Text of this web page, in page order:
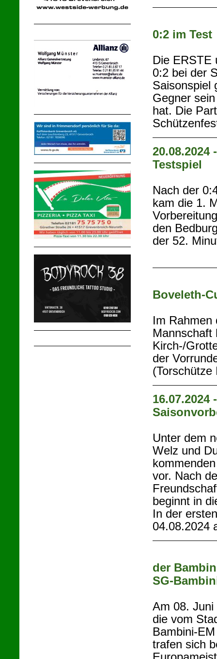
0:2 im Test
Die ERSTE
0:2 bei der
Saisonspiel
Gegner
hat. Die
20.08.2024
Testspiel
Nach der
kam die 1.
den
der 52.
Boveleth-
Im Rahmen
Mannschaft
Kirch-/
der
16.07.2024 -
Unter dem
Welz und
vor. Nach
beginnt in
In der
04.08.2024
der
SG-
Am 08. Juni
die vom
Bambini-
trafen sich